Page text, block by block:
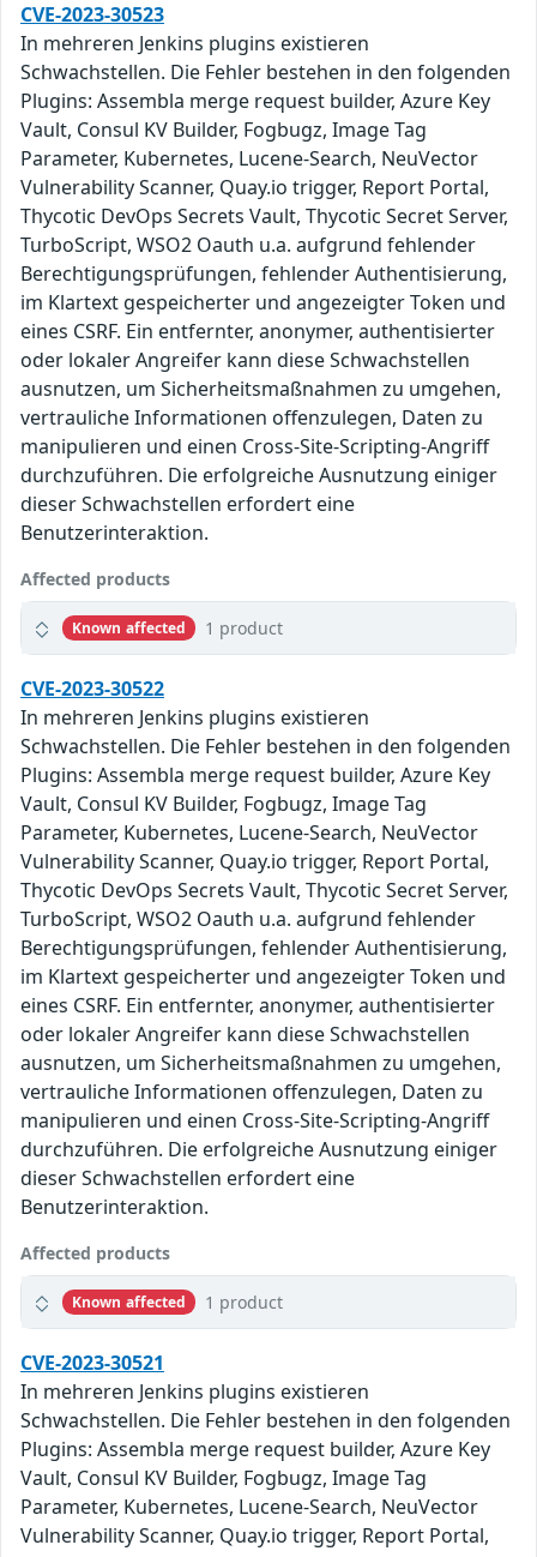
CVE-2023-30523
In mehreren Jenkins plugins existieren
Schwachstellen. Die Fehler bestehen in den folgenden
Plugins: Assembla merge request builder, Azure Key
Vault, Consul KV Builder, Fogbugz, Image Tag
Parameter, Kubernetes, Lucene-Search, NeuVector
Vulnerability Scanner, Quay.io trigger, Report Portal,
Thycotic DevOps Secrets Vault, Thycotic Secret Server,
TurboScript, WSO2 Oauth u.a. aufgrund fehlender
Berechtigungsprüfungen, fehlender Authentisierung,
im Klartext gespeicherter und angezeigter Token und
eines CSRF. Ein entfernter, anonymer, authentisierter
oder lokaler Angreifer kann diese Schwachstellen
ausnutzen, um Sicherheitsmaßnahmen zu umgehen,
vertrauliche Informationen offenzulegen, Daten zu
manipulieren und einen Cross-Site-Scripting-Angriff
durchzuführen. Die erfolgreiche Ausnutzung einiger
dieser Schwachstellen erfordert eine
Benutzerinteraktion.
Affected products
Known affected 1 product
CVE-2023-30522
In mehreren Jenkins plugins existieren
Schwachstellen. Die Fehler bestehen in den folgenden
Plugins: Assembla merge request builder, Azure Key
Vault, Consul KV Builder, Fogbugz, Image Tag
Parameter, Kubernetes, Lucene-Search, NeuVector
Vulnerability Scanner, Quay.io trigger, Report Portal,
Thycotic DevOps Secrets Vault, Thycotic Secret Server,
TurboScript, WSO2 Oauth u.a. aufgrund fehlender
Berechtigungsprüfungen, fehlender Authentisierung,
im Klartext gespeicherter und angezeigter Token und
eines CSRF. Ein entfernter, anonymer, authentisierter
oder lokaler Angreifer kann diese Schwachstellen
ausnutzen, um Sicherheitsmaßnahmen zu umgehen,
vertrauliche Informationen offenzulegen, Daten zu
manipulieren und einen Cross-Site-Scripting-Angriff
durchzuführen. Die erfolgreiche Ausnutzung einiger
dieser Schwachstellen erfordert eine
Benutzerinteraktion.
Affected products
Known affected 1 product
CVE-2023-30521
In mehreren Jenkins plugins existieren
Schwachstellen. Die Fehler bestehen in den folgenden
Plugins: Assembla merge request builder, Azure Key
Vault, Consul KV Builder, Fogbugz, Image Tag
Parameter, Kubernetes, Lucene-Search, NeuVector
Vulnerability Scanner, Quay.io trigger, Report Portal,